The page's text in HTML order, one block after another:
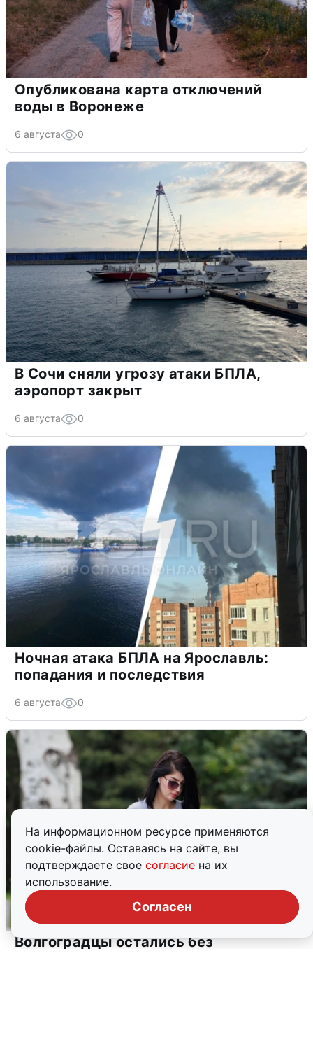
На информационном ресурсе применяются
cookie-файлы. Оставаясь на сайте, вы
подтверждаете свое согласие на их
использование.
Согласен
Опубликована карта отключений
воды в Воронеже
6 августа 0
В Сочи сняли угрозу атаки БПЛА,
аэропорт закрыт
6 августа 0
Ночная атака БПЛА на Ярославль:
попадания и последствия
6 августа 0
Волгоградцы остались без